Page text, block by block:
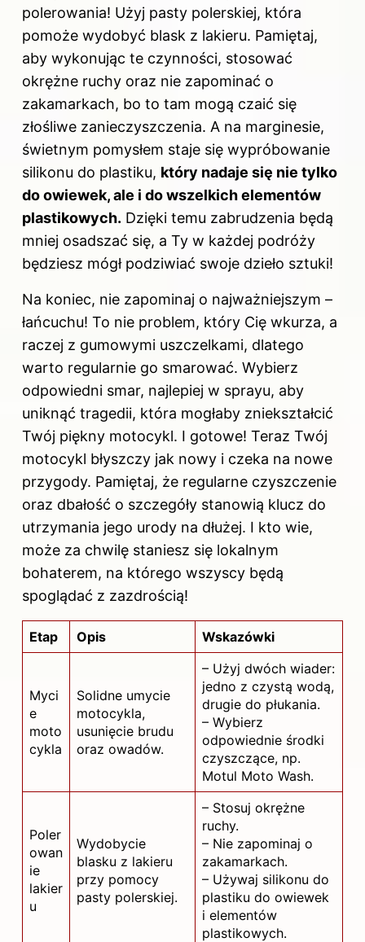
polerowania! Użyj pasty polerskiej, która
pomoże wydobyć blask z lakieru. Pamiętaj,
aby wykonując te czynności, stosować
okrężne ruchy oraz nie zapominać o
zakamarkach, bo to tam mogą czaić się
złośliwe zanieczyszczenia. A na marginesie,
świetnym pomysłem staje się wypróbowanie
silikonu do plastiku, który nadaje się nie tylko
do owiewek, ale i do wszelkich elementów
plastikowych. Dzięki temu zabrudzenia będą
mniej osadszać się, a Ty w każdej podróży
będziesz mógł podziwiać swoje dzieło sztuki!
Na koniec, nie zapominaj o najważniejszym –
łańcuchu! To nie problem, który Cię wkurza, a
raczej z gumowymi uszczelkami, dlatego
warto regularnie go smarować. Wybierz
odpowiedni smar, najlepiej w sprayu, aby
uniknąć tragedii, która mogłaby zniekształcić
Twój piękny motocykl. I gotowe! Teraz Twój
motocykl błyszczy jak nowy i czeka na nowe
przygody. Pamiętaj, że regularne czyszczenie
oraz dbałość o szczegóły stanowią klucz do
utrzymania jego urody na dłużej. I kto wie,
może za chwilę staniesz się lokalnym
bohaterem, na którego wszyscy będą
spoglądać z zazdrością!
Etap Opis Wskazówki
Myci
e
moto
cykla
Solidne umycie
motocykla,
usunięcie brudu
oraz owadów.
– Użyj dwóch wiader:
jedno z czystą wodą,
drugie do płukania.
– Wybierz
odpowiednie środki
czyszczące, np.
Motul Moto Wash.
Poler
owan
ie
lakier
u
Wydobycie
blasku z lakieru
przy pomocy
pasty polerskiej.
– Stosuj okrężne
ruchy.
– Nie zapominaj o
zakamarkach.
– Używaj silikonu do
plastiku do owiewek
i elementów
plastikowych.